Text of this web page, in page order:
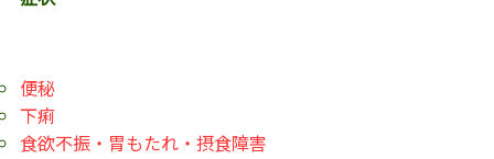
便秘
下痢
食欲不振・胃もたれ・摂食障害